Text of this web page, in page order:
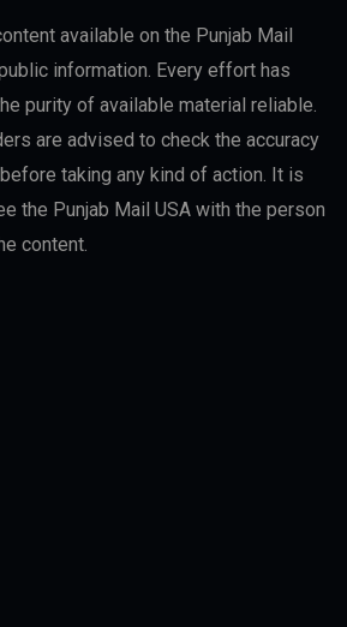
available on the Punjab Mail
information. Every effort has
purity of available material reliable.
are advised to check the accuracy
taking any kind of action. It is
the Punjab Mail USA with the person
content.